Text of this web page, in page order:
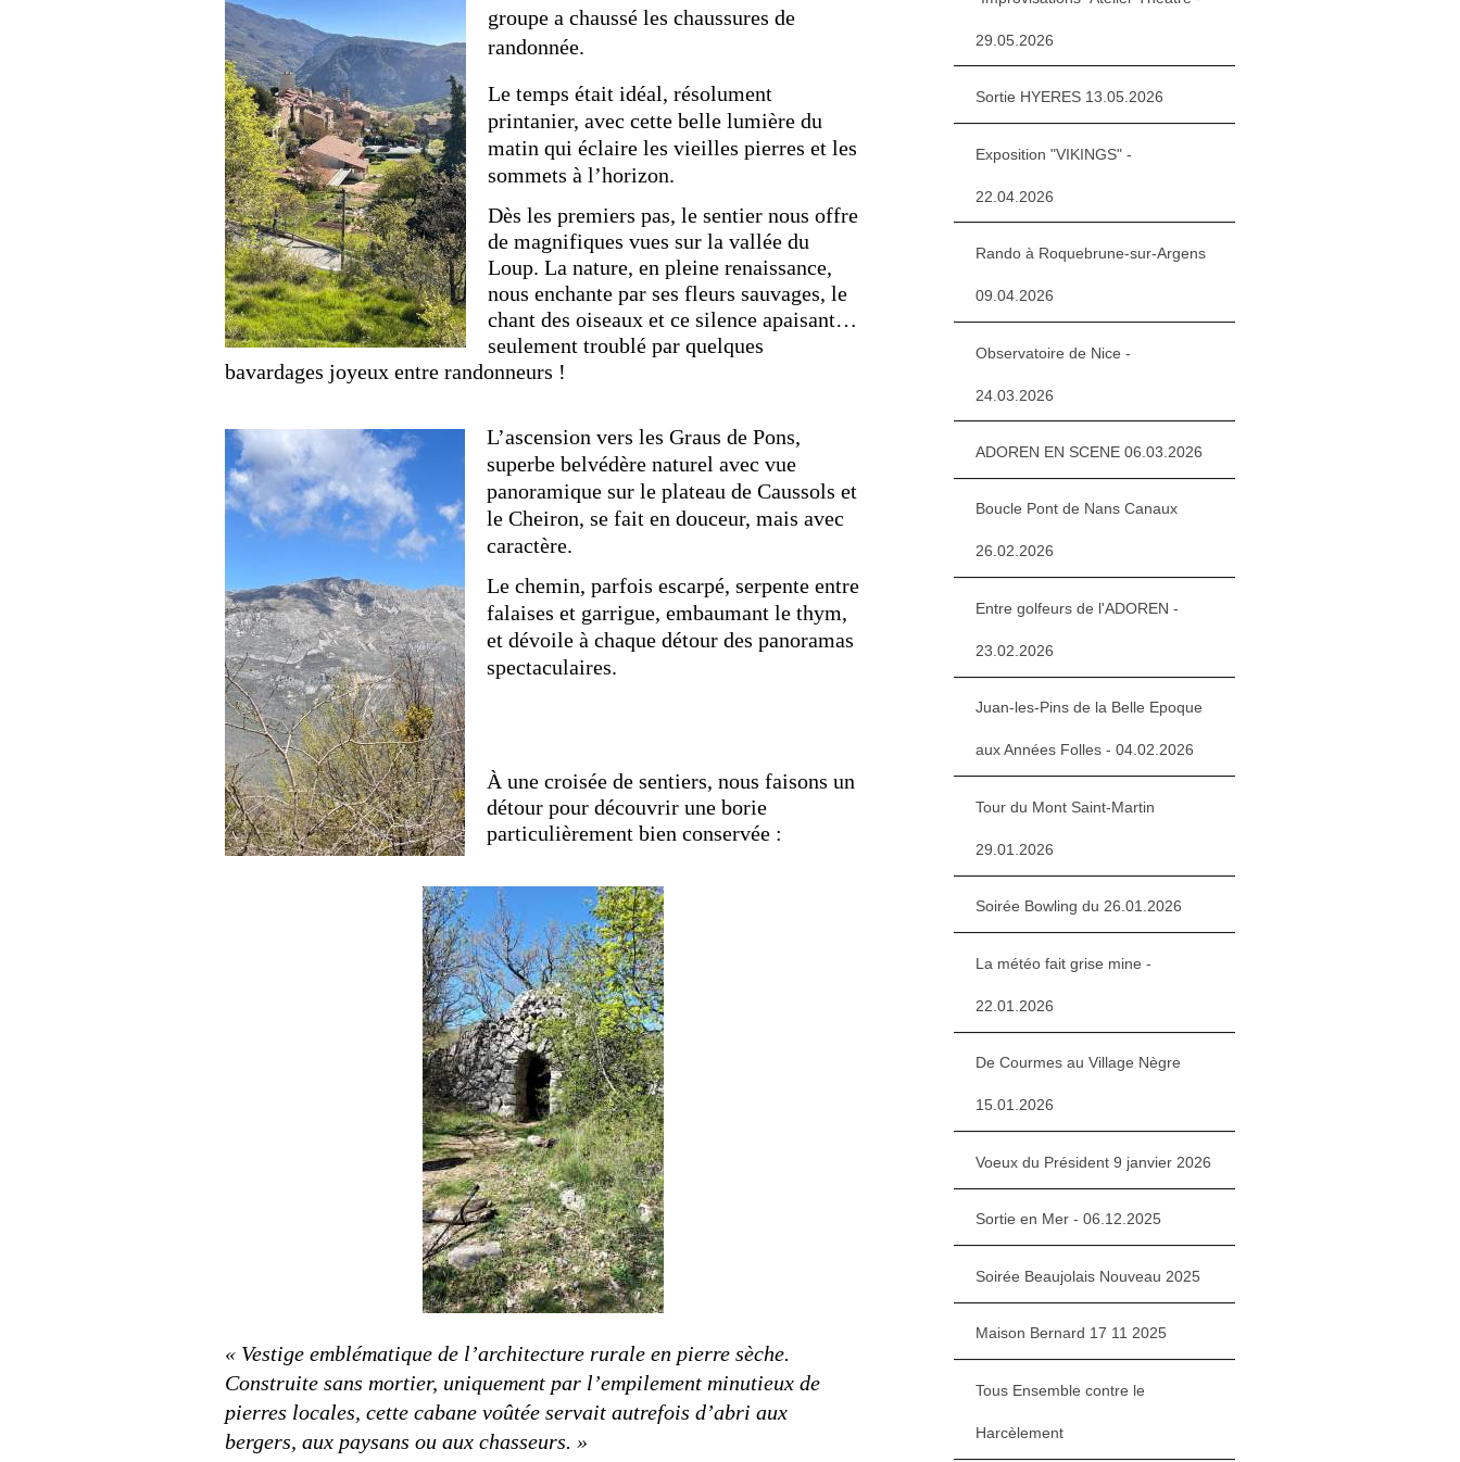
groupe a chaussé les chaussures de
randonnée.
Le temps était idéal, résolument
printanier, avec cette belle lumière du
matin qui éclaire les vieilles pierres et les
sommets à l’horizon.
Dès les premiers pas, le sentier nous offre
de magnifiques vues sur la vallée du
Loup. La nature, en pleine renaissance,
nous enchante par ses fleurs sauvages, le
chant des oiseaux et ce silence apaisant…
seulement troublé par quelques
bavardages joyeux entre randonneurs !
L’ascension vers les Graus de Pons,
superbe belvédère naturel avec vue
panoramique sur le plateau de Caussols et
le Cheiron, se fait en douceur, mais avec
caractère.
Le chemin, parfois escarpé, serpente entre
falaises et garrigue, embaumant le thym,
et dévoile à chaque détour des panoramas
spectaculaires.
À une croisée de sentiers, nous faisons un
détour pour découvrir une borie
particulièrement bien conservée :
« Vestige emblématique de l’architecture rurale en pierre sèche.
Construite sans mortier, uniquement par l’empilement minutieux de
pierres locales, cette cabane voûtée servait autrefois d’abri aux
bergers, aux paysans ou aux chasseurs. »
29.05.2026
Sortie HYERES 13.05.2026
Exposition "VIKINGS" -
22.04.2026
Rando à Roquebrune-sur-Argens
09.04.2026
Observatoire de Nice -
24.03.2026
ADOREN EN SCENE 06.03.2026
Boucle Pont de Nans Canaux
26.02.2026
Entre golfeurs de l'ADOREN -
23.02.2026
Juan-les-Pins de la Belle Epoque
aux Années Folles - 04.02.2026
Tour du Mont Saint-Martin
29.01.2026
Soirée Bowling du 26.01.2026
La météo fait grise mine -
22.01.2026
De Courmes au Village Nègre
15.01.2026
Voeux du Président 9 janvier 2026
Sortie en Mer - 06.12.2025
Soirée Beaujolais Nouveau 2025
Maison Bernard 17 11 2025
Tous Ensemble contre le
Harcèlement